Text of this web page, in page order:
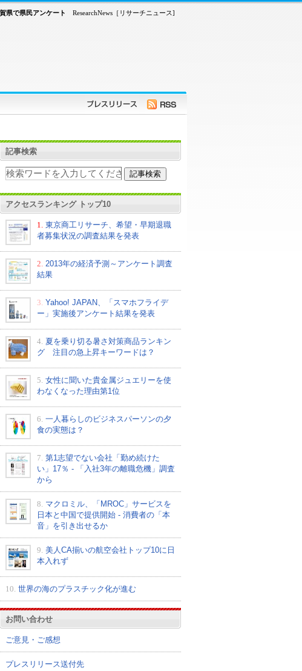
ResearchNews［リサーチニュース]
県で県民アンケート
記事検索
アクセスランキング トップ10
1.
東京商工リサーチ、希望・早期退職
者募集状況の調査結果を発表
2. 2013年の経済予測～アンケート調査
結果
3. Yahoo! JAPAN、「スマホフライデ
ー」実施後アンケート結果を発表
4. 夏を乗り切る暑さ対策商品ランキン
グ 注目の急上昇キーワードは？
5. 女性に聞いた貴金属ジュエリーを使
わなくなった理由第1位
6. 一人暮らしのビジネスパーソンの夕
食の実態は？
7. 第1志望でない会社「勤め続けた
い」17％ - 「入社3年の離職危機」調査
から
8. マクロミル、「MROC」サービスを
日本と中国で提供開始 - 消費者の「本
音」を引き出せるか
9. 美人CA揃いの航空会社トップ10に日
本入れず
10. 世界の海のプラスチック化が進む
お問い合わせ
ご意見・ご感想
プレスリリース送付先